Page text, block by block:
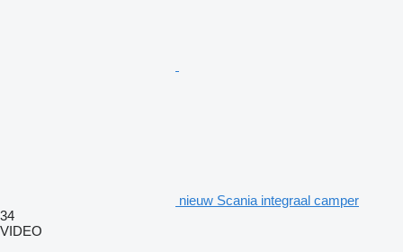
nieuw Scania integraal camper
34
VIDEO